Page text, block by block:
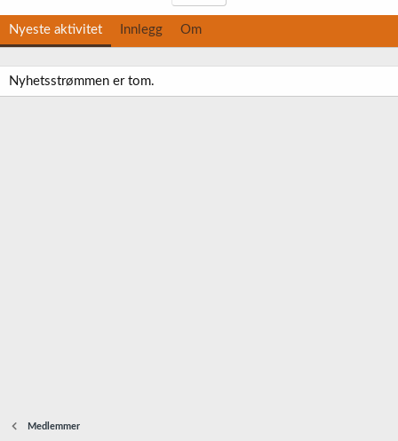
Nyeste aktivitet Innlegg Om
Nyhetsstrømmen er tom.
Medlemmer